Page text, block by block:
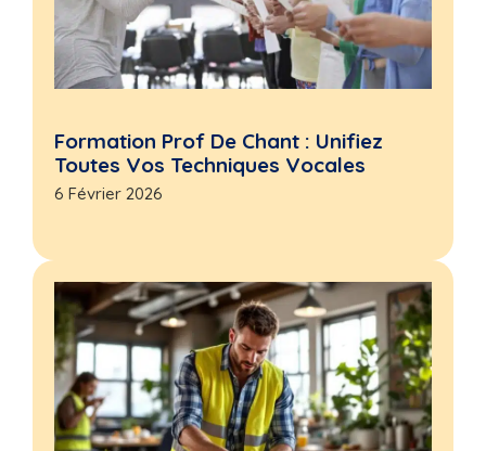
Formation Prof De Chant : Unifiez
Toutes Vos Techniques Vocales
6 Février 2026